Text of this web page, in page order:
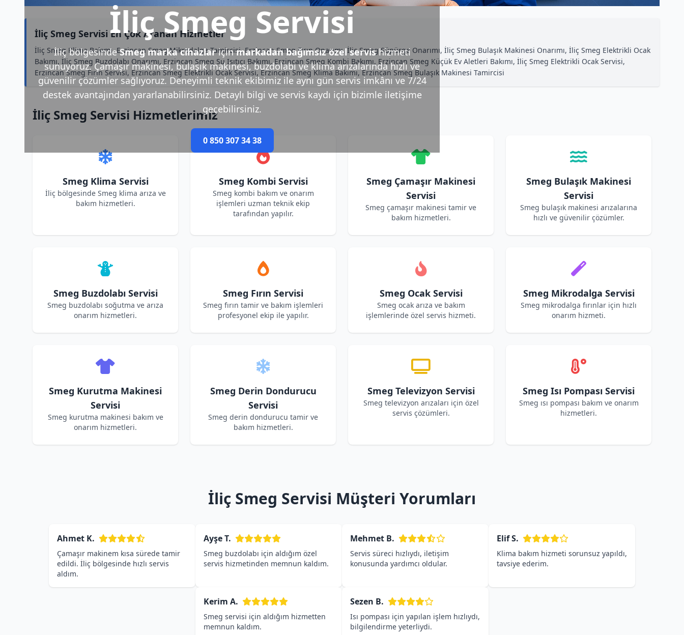
İliç Smeg Servisi
İliç bölgesindeSmeg marka cihazlariçinmarkadan bağımsız özel servishizmeti
sunuyoruz. Çamaşır makinesi, bulaşık makinesi, buzdolabı ve klima arızalarında hızlı ve
güvenilir çözümler sağlıyoruz. Deneyimli teknik ekibimiz ile aynı gün servis imkânı ve 7/24
destek avantajından yararlanabilirsiniz. Detaylı bilgi ve servis kaydı için bizimle iletişime
geçebilirsiniz.
0 850 307 34 38
İliç Smeg Servisi En Çok Aranan Hizmetler
İliç Smeg Klima Bakımı, Erzincan Smeg Mikrodalga Tamircisi, Erzincan Smeg Fırın Onarımı, İliç Smeg Süpürge Onarımı, İliç Smeg Bulaşık Makinesi Onarımı, İliç Smeg Elektrikli Ocak
Bakımı, İliç Smeg Buzdolabı Onarımı, Erzincan Smeg Su Isıtıcı Bakımı, Erzincan Smeg Kombi Bakımı, Erzincan Smeg Küçük Ev Aletleri Bakımı, İliç Smeg Elektrikli Ocak Servisi,
Erzincan Smeg Fırın Servisi, Erzincan Smeg Elektrikli Ocak Servisi, Erzincan Smeg Klima Bakımı, Erzincan Smeg Bulaşık Makinesi Tamircisi
İliç Smeg Servisi Hizmetlerimiz
Smeg Klima Servisi
İliç bölgesinde Smeg klima arıza ve
bakım hizmetleri.
Smeg Kombi Servisi
Smeg kombi bakım ve onarım
işlemleri uzman teknik ekip
tarafından yapılır.
Smeg Çamaşır Makinesi
Servisi
Smeg çamaşır makinesi tamir ve
bakım hizmetleri.
Smeg Bulaşık Makinesi
Servisi
Smeg bulaşık makinesi arızalarına
hızlı ve güvenilir çözümler.
Smeg Buzdolabı Servisi
Smeg buzdolabı soğutma ve arıza
onarım hizmetleri.
Smeg Fırın Servisi
Smeg fırın tamir ve bakım işlemleri
profesyonel ekip ile yapılır.
Smeg Ocak Servisi
Smeg ocak arıza ve bakım
işlemlerinde özel servis hizmeti.
Smeg Mikrodalga Servisi
Smeg mikrodalga fırınlar için hızlı
onarım hizmeti.
Smeg Kurutma Makinesi
Servisi
Smeg kurutma makinesi bakım ve
onarım hizmetleri.
Smeg Derin Dondurucu
Servisi
Smeg derin dondurucu tamir ve
bakım hizmetleri.
Smeg Televizyon Servisi
Smeg televizyon arızaları için özel
servis çözümleri.
Smeg Isı Pompası Servisi
Smeg ısı pompası bakım ve onarım
hizmetleri.
İliç Smeg Servisi Müşteri Yorumları
Ahmet K.
Çamaşır makinem kısa sürede tamir
edildi. İliç bölgesinde hızlı servis
aldım.
Ayşe T.
Smeg buzdolabı için aldığım özel
servis hizmetinden memnun kaldım.
Mehmet B.
Servis süreci hızlıydı, iletişim
konusunda yardımcı oldular.
Elif S.
Klima bakım hizmeti sorunsuz yapıldı,
tavsiye ederim.
Kerim A.
Smeg servisi için aldığım hizmetten
memnun kaldım.
Sezen B.
Isı pompası için yapılan işlem hızlıydı,
bilgilendirme yeterliydi.